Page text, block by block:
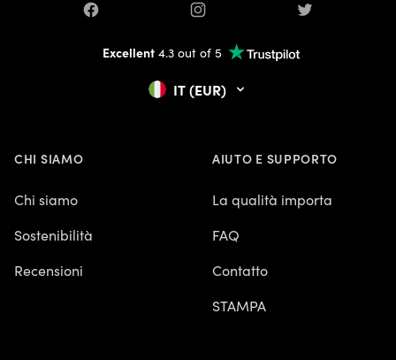
Facebook Instagram Twitter
Excellent4.3 out of 5
IT (EUR)
CHI SIAMO
Chi siamo
Sostenibilità
Recensioni
AIUTO E SUPPORTO
La qualità importa
FAQ
Contatto
STAMPA